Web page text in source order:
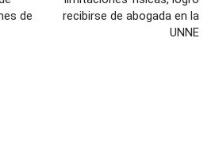
de
recibirse de abogada en la
UNNE